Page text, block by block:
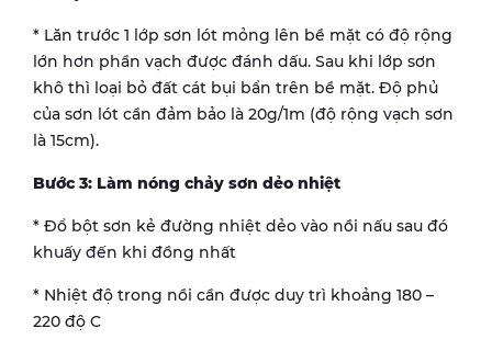
* Lăn trước 1 lớp sơn lót mỏng lên bề mặt có độ rộng
lớn hơn phần vạch được đánh dấu. Sau khi lớp sơn
khô thì loại bỏ đất cát bụi bẩn trên bề mặt. Độ phủ
của sơn lót cần đảm bảo là 20g/1m (độ rộng vạch sơn
là 15cm).
Bước 3: Làm nóng chảy sơn dẻo nhiệt
* Đổ bột sơn kẻ đường nhiệt dẻo vào nồi nấu sau đó
khuấy đến khi đồng nhất
* Nhiệt độ trong nồi cần được duy trì khoảng 180 –
220 độ C